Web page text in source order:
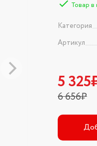
Товар в
Категория
Артикул
5
6 656₽